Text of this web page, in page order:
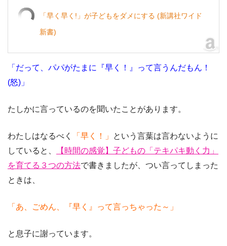
「早く早く!」が子どもをダメにする (新講社ワイド
新書)
「だって、パパがたまに『早く！』って言うんだもん！
(怒)」
たしかに言っているのを聞いたことがあります。
わたしはなるべく 「早く！」
という言葉は言わないように
していると、
【時間の感覚】子どもの「テキパキ動く力」
を育てる３つの方法で書きましたが、つい言ってしまった
ときは、
「あ、ごめん、『早く』って言っちゃった～」
と息子に謝っています。